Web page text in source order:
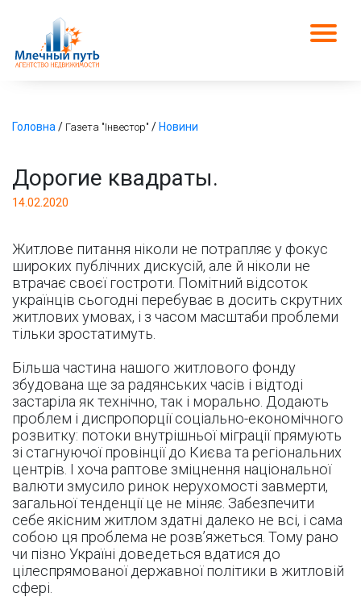
Головна / Газета "Інвестор" / Новини
Дорогие квадраты.
14.02.2020
Житлове питання ніколи не потрапляє у фокус
широких публічних дискусій, але й ніколи не
втрачає своєї гостроти. Помітний відсоток
українців сьогодні перебуває в досить скрутних
житлових умовах, і з часом масштаби проблеми
тільки зростатимуть.
Більша частина нашого житлового фонду
збудована ще за радянських часів і відтоді
застаріла як технічно, так і морально. Додають
проблем і диспропорції соціально-економічного
розвитку: потоки внутрішньої міграції прямують
зі стагнуючої провінції до Києва та регіональних
центрів. І хоча раптове зміцнення національної
валюти змусило ринок нерухомості завмерти,
загальної тенденції це не міняє. Забезпечити
себе якісним житлом здатні далеко не всі, і сама
собою ця проблема не розв’яжеться. Тому рано
чи пізно Україні доведеться вдатися до
цілеспрямованої державної політики в житловій
сфері.